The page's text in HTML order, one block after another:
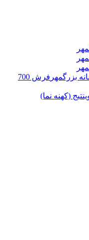
فرش 700
(کهنه نما)